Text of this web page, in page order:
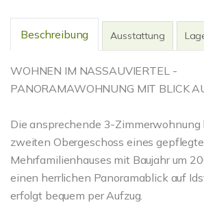
Beschreibung Ausstattung
WOHNEN IM NASSAUVIERTEL -
PANORAMAWOHNUNG MIT BLICK
Die ansprechende 3-
zweiten Obergeschoss eines
Mehrfamilienhauses mit Baujahr um
einen herrlichen Panoramablick auf
erfolgt bequem per Aufzug.